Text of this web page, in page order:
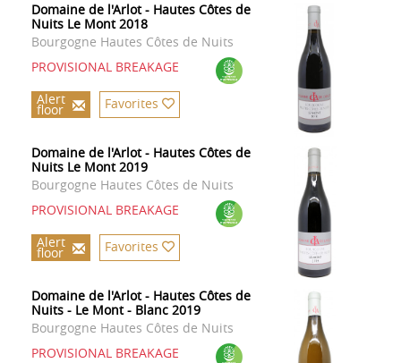
Domaine de l'Arlot - Hautes Côtes de
Nuits Le Mont 2018
Bourgogne Hautes Côtes de Nuits
PROVISIONAL BREAKAGE
Alert
floor Favorites
Domaine de l'Arlot - Hautes Côtes de
Nuits Le Mont 2019
Bourgogne Hautes Côtes de Nuits
PROVISIONAL BREAKAGE
Alert
floor Favorites
Domaine de l'Arlot - Hautes Côtes de
Nuits - Le Mont - Blanc 2019
Bourgogne Hautes Côtes de Nuits
PROVISIONAL BREAKAGE